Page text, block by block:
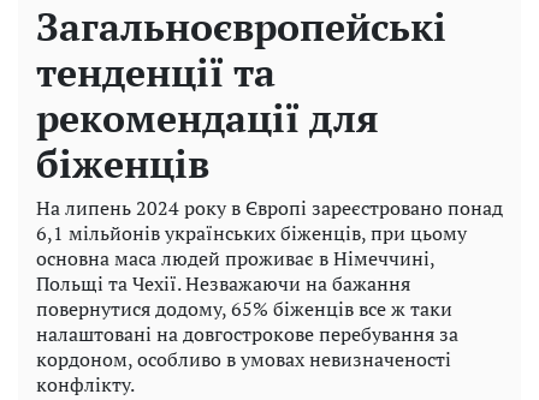
Загальноєвропейські
тенденції та
рекомендації для
біженців
На липень 2024 року в Європі зареєстровано понад
6,1 мільйонів українських біженців, при цьому
основна маса людей проживає в Німеччині,
Польщі та Чехії. Незважаючи на бажання
повернутися додому, 65% біженців все ж таки
налаштовані на довгострокове перебування за
кордоном, особливо в умовах невизначеності
конфлікту.